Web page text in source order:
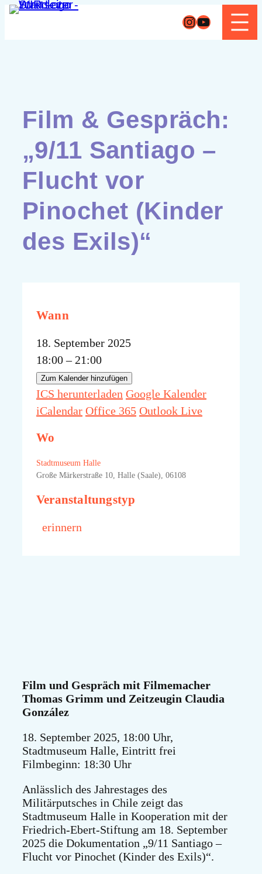
Zum
Instagram
YouTube
Film & Gespräch:
„9/11 Santiago –
Flucht vor
Pinochet (Kinder
des Exils)“
Wann
18. September 2025
18:00 – 21:00
Zum Kalender hinzufügen
ICS herunterladen Google Kalender
iCalendar Office 365 Outlook Live
Wo
Stadtmuseum Halle
Große Märkerstraße 10, Halle (Saale), 06108
Veranstaltungstyp
erinnern
Film und Gespräch mit Filmemacher
Thomas Grimm und Zeitzeugin Claudia
González
18. September 2025, 18:00 Uhr,
Stadtmuseum Halle, Eintritt frei
Filmbeginn: 18:30 Uhr
Anlässlich des Jahrestages des
Militärputsches in Chile zeigt das
Stadtmuseum Halle in Kooperation mit der
Friedrich-Ebert-Stiftung am 18. September
2025 die Dokumentation „9/11 Santiago –
Flucht vor Pinochet (Kinder des Exils)“.